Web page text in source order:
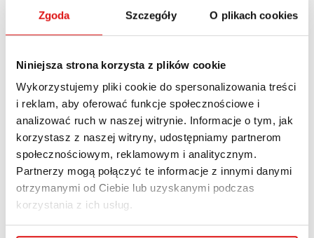
Zgoda Szczegóły O plikach cookies
Niniejsza strona korzysta z plików cookie
Wykorzystujemy pliki cookie do spersonalizowania treści
i reklam, aby oferować funkcje społecznościowe i
analizować ruch w naszej witrynie. Informacje o tym, jak
korzystasz z naszej witryny, udostępniamy partnerom
społecznościowym, reklamowym i analitycznym.
Partnerzy mogą połączyć te informacje z innymi danymi
otrzymanymi od Ciebie lub uzyskanymi podczas
korzystania z ich usług.
studiach – jak je
robić, aby
skutecznie
wykorzystywać?
22 PAŹDZIERNIKA, 2024 PORADNIK STUDENTA
Notatki są jednym z najprostszych sposobów
porządkowania i utrwalania informacji, a także
organizacji nauki na studiach. Dzięki nim można